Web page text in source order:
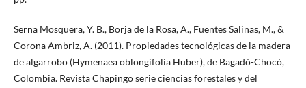
Serna Mosquera, Y. B., Borja de la Rosa, A., Fuentes Salinas, M., &
Corona Ambriz, A. (2011). Propiedades tecnológicas de la madera
de algarrobo (Hymenaea oblongifolia Huber), de Bagadó-Chocó,
Colombia. Revista Chapingo serie ciencias forestales y del